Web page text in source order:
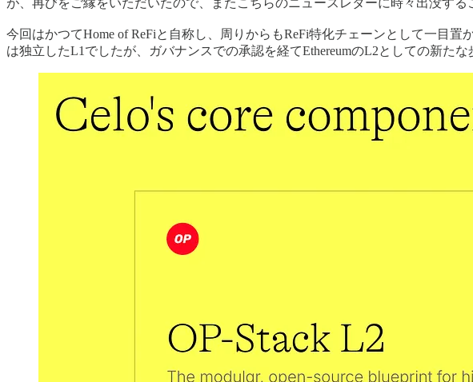
が、再びをご縁をいただいたので、またこちらのニュースレターに時々出没す
今回はかつてHome of ReFiと自称し、周りからもReFi特化チェーンとして一目
は独立したL1でしたが、ガバナンスでの承認を経てEthereumのL2としての新たな